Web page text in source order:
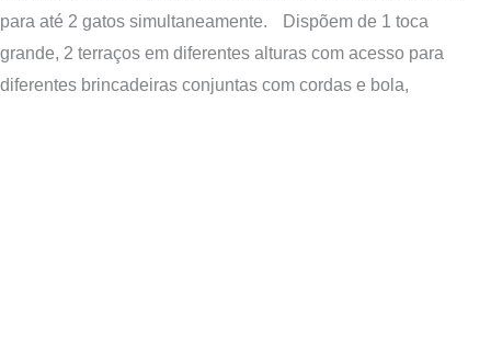
para até 2 gatos simultaneamente. Dispõem de 1 toca
grande, 2 terraços em diferentes alturas com acesso para
diferentes brincadeiras conjuntas com cordas e bola,